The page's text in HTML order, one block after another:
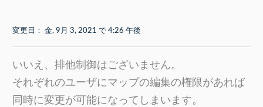
変更日： 金, 9月 3, 2021 で 4:26 午後
いいえ、排他制御はございません。
それぞれのユーザにマップの編集の権限があれば
同時に変更が可能になってしまいます。